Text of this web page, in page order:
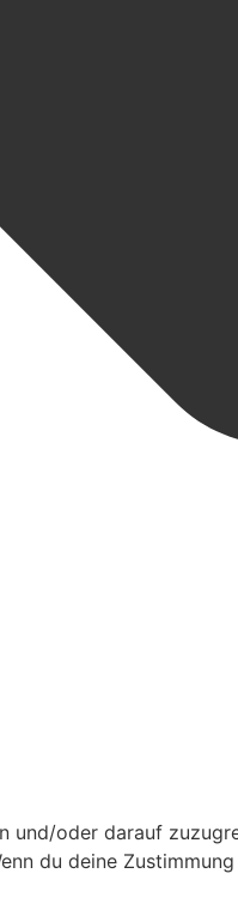
und/oder darauf
du deine